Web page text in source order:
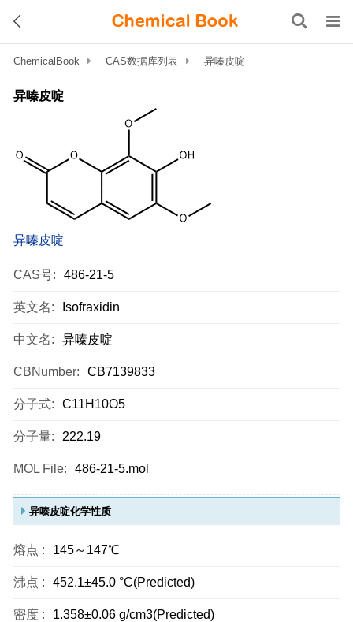
ChemicalBook CAS数据库列表 异嗪皮啶
异嗪皮啶
异嗪皮啶
CAS号: 486-21-5
英文名: Isofraxidin
中文名: 异嗪皮啶
CBNumber: CB7139833
分子式: C11H10O5
分子量: 222.19
MOL File: 486-21-5.mol
异嗪皮啶化学性质
熔点 : 145～147℃
沸点 : 452.1±45.0 °C(Predicted)
密度 : 1.358±0.06 g/cm3(Predicted)